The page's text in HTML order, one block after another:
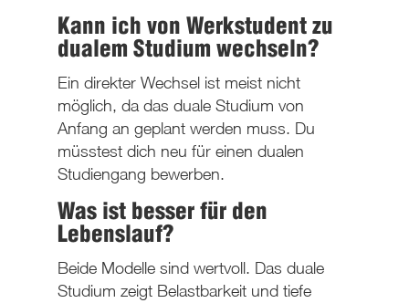
Kann ich von Werkstudent zu
dualem Studium wechseln?
Ein direkter Wechsel ist meist nicht
möglich, da das duale Studium von
Anfang an geplant werden muss. Du
müsstest dich neu für einen dualen
Studiengang bewerben.
Was ist besser für den
Lebenslauf?
Beide Modelle sind wertvoll. Das duale
Studium zeigt Belastbarkeit und tiefe